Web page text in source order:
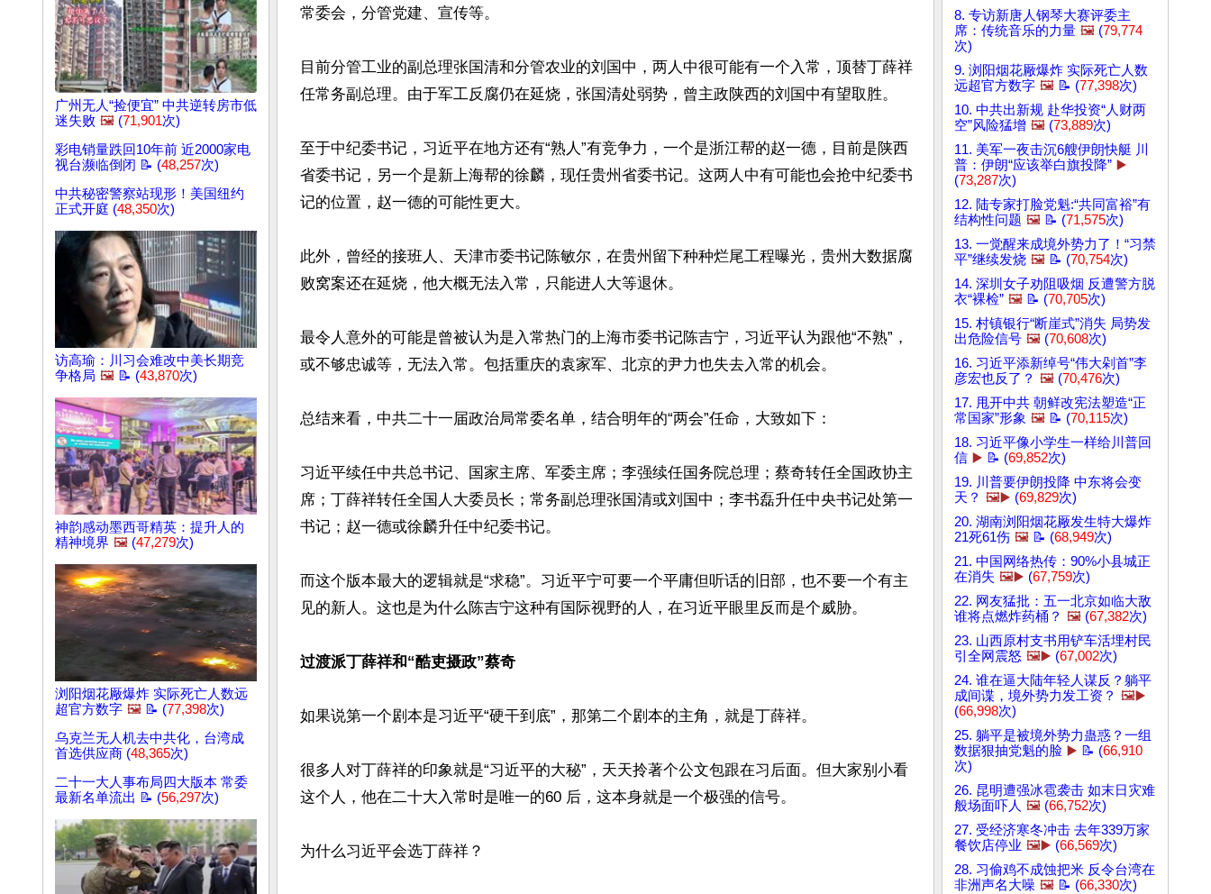
广州无人“捡便宜” 中共逆转房市低
迷失败 🖼️ (71,901次)
彩电销量跌回10年前 近2000家电
视台濒临倒闭 📝 (48,257次)
中共秘密警察站现形！美国纽约
正式开庭 (48,350次)
访高瑜：川习会难改中美长期竞
争格局 🖼️ 📝 (43,870次)
神韵感动墨西哥精英：提升人的
精神境界 🖼️ (47,279次)
浏阳烟花厰爆炸 实际死亡人数远
超官方数字 🖼️ 📝 (77,398次)
乌克兰无人机去中共化，台湾成
首选供应商 (48,365次)
二十一大人事布局四大版本 常委
最新名单流出 📝 (56,297次)
常委会，分管党建、宣传等。
目前分管工业的副总理张国清和分管农业的刘国中，两人中很可能有一个入常，顶替丁薛祥
任常务副总理。由于军工反腐仍在延烧，张国清处弱势，曾主政陕西的刘国中有望取胜。
至于中纪委书记，习近平在地方还有“熟人”有竞争力，一个是浙江帮的赵一德，目前是陕西
省委书记，另一个是新上海帮的徐麟，现任贵州省委书记。这两人中有可能也会抢中纪委书
记的位置，赵一德的可能性更大。
此外，曾经的接班人、天津市委书记陈敏尔，在贵州留下种种烂尾工程曝光，贵州大数据腐
败窝案还在延烧，他大概无法入常，只能进人大等退休。
最令人意外的可能是曾被认为是入常热门的上海市委书记陈吉宁，习近平认为跟他“不熟”，
或不够忠诚等，无法入常。包括重庆的袁家军、北京的尹力也失去入常的机会。
总结来看，中共二十一届政治局常委名单，结合明年的“两会”任命，大致如下：
习近平续任中共总书记、国家主席、军委主席；李强续任国务院总理；蔡奇转任全国政协主
席；丁薛祥转任全国人大委员长；常务副总理张国清或刘国中；李书磊升任中央书记处第一
书记；赵一德或徐麟升任中纪委书记。
而这个版本最大的逻辑就是“求稳”。习近平宁可要一个平庸但听话的旧部，也不要一个有主
见的新人。这也是为什么陈吉宁这种有国际视野的人，在习近平眼里反而是个威胁。
过渡派丁薛祥和“酷吏摄政”蔡奇
如果说第一个剧本是习近平“硬干到底”，那第二个剧本的主角，就是丁薛祥。
很多人对丁薛祥的印象就是“习近平的大秘”，天天拎著个公文包跟在习后面。但大家别小看
这个人，他在二十大入常时是唯一的60 后，这本身就是一个极强的信号。
为什么习近平会选丁薛祥？
8. 专访新唐人钢琴大赛评委主
席：传统音乐的力量 🖼️ (79,774
次)
9. 浏阳烟花厰爆炸 实际死亡人数
远超官方数字 🖼️ 📝 (77,398次)
10. 中共出新规 赴华投资“人财两
空”风险猛增 🖼️ (73,889次)
11. 美军一夜击沉6艘伊朗快艇 川
普：伊朗“应该举白旗投降” ▶️
(73,287次)
12. 陆专家打脸党魁:“共同富裕”有
结构性问题 🖼️ 📝 (71,575次)
13. 一觉醒来成境外势力了！“习禁
平”继续发烧 🖼️ 📝 (70,754次)
14. 深圳女子劝阻吸烟 反遭警方脱
衣“裸检” 🖼️ 📝 (70,705次)
15. 村镇银行“断崖式”消失 局势发
出危险信号 🖼️ (70,608次)
16. 习近平添新绰号“伟大剁首”李
彦宏也反了？ 🖼️ (70,476次)
17. 甩开中共 朝鲜改宪法塑造“正
常国家”形象 🖼️ 📝 (70,115次)
18. 习近平像小学生一样给川普回
信 ▶️ 📝 (69,852次)
19. 川普要伊朗投降 中东将会变
天？ 🖼️▶️ (69,829次)
20. 湖南浏阳烟花厰发生特大爆炸
21死61伤 🖼️ 📝 (68,949次)
21. 中国网络热传：90%小县城正
在消失 🖼️▶️ (67,759次)
22. 网友猛批：五一北京如临大敌
谁将点燃炸药桶？ 🖼️ (67,382次)
23. 山西原村支书用铲车活埋村民
引全网震怒 🖼️▶️ (67,002次)
24. 谁在逼大陆年轻人谋反？躺平
成间谍，境外势力发工资？ 🖼️▶️
(66,998次)
25. 躺平是被境外势力蛊惑？一组
数据狠抽党魁的脸 ▶️ 📝 (66,910
次)
26. 昆明遭强冰雹袭击 如末日灾难
般场面吓人 🖼️ (66,752次)
27. 受经济寒冬冲击 去年339万家
餐饮店停业 🖼️▶️ (66,569次)
28. 习偷鸡不成蚀把米 反令台湾在
非洲声名大噪 🖼️ 📝 (66,330次)